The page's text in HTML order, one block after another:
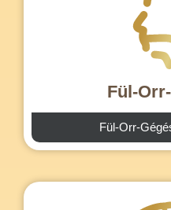
Fül-
Fül-Orr-